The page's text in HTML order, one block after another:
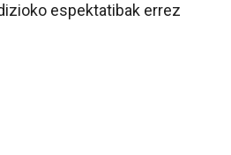
espektatibak errez